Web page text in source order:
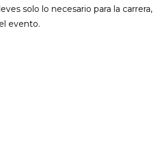
solo lo necesario para la
evento.